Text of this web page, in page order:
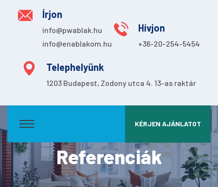
Írjon
info@pwablak.hu
info@enablakom.hu
Hívjon
+36-20-254-5454
Telephelyünk
1203 Budapest, Zodony utca 4. 13-as raktár
KÉRJEN AJÁNLATOT
Referenciák